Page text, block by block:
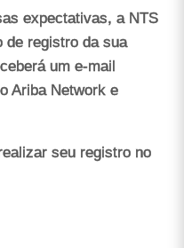
expectativas, a NTS
de registro da sua
um e-mail
Ariba Network e
seu registro no